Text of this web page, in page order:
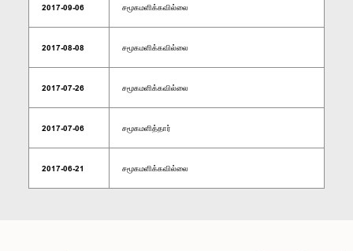
2017-09-06 சமூகமளிக்கவில்லை
2017-08-08 சமூகமளிக்கவில்லை
2017-07-26 சமூகமளிக்கவில்லை
2017-07-06 சமூகமளித்தார்
2017-06-21 சமூகமளிக்கவில்லை